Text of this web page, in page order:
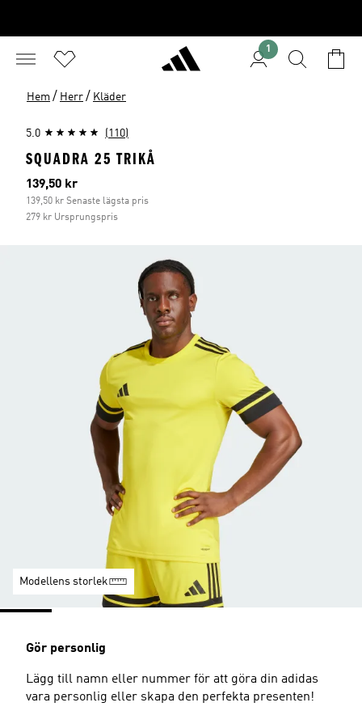
1
Hem / Herr / Kläder
5.0 (110)
SQUADRA 25 TRIKÅ
Aktuellt pris
139,50 kr
139,50 kr Senaste lägsta pris
279 kr Ursprungspris
Modellens storlek
Gör personlig
Lägg till namn eller nummer för att göra din adidas
vara personlig eller skapa den perfekta presenten!